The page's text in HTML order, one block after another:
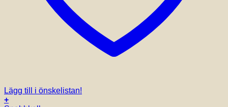
Lägg till i önskelistan!
+